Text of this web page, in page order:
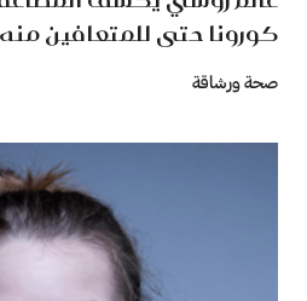
كورونا حتى للمتعافين منه
صحة ورشاقة